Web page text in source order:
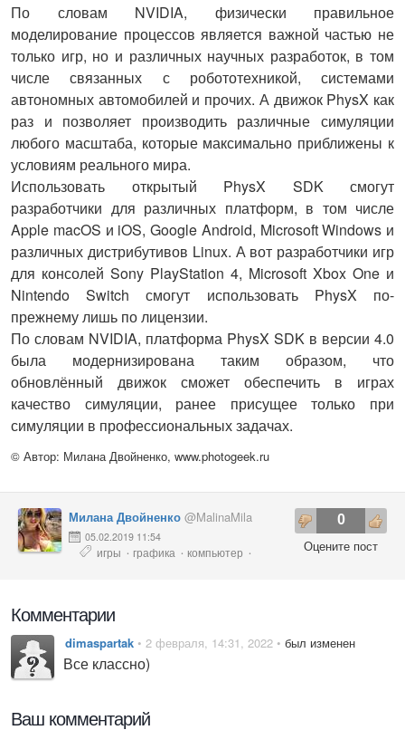
По словам NVIDIA, физически правильное
моделирование процессов является важной частью не
только игр, но и различных научных разработок, в том
числе связанных с робототехникой, системами
автономных автомобилей и прочих. А движок PhysX как
раз и позволяет производить различные симуляции
любого масштаба, которые максимально приближены к
условиям реального мира.
Использовать открытый PhysX SDK смогут
разработчики для различных платформ, в том числе
Apple macOS и iOS, Google Android, Microsoft Windows и
различных дистрибутивов Linux. А вот разработчики игр
для консолей Sony PlayStation 4, Microsoft Xbox One и
Nintendo Switch смогут использовать PhysX по-
прежнему лишь по лицензии.
По словам NVIDIA, платформа PhysX SDK в версии 4.0
была модернизирована таким образом, что
обновлённый движок сможет обеспечить в играх
качество симуляции, ранее присущее только при
симуляции в профессиональных задачах.
© Автор: Милана Двойненко, www.photogeek.ru
0
Оцените пост
Милана Двойненко @MalinaMila
05.02.2019 11:54
игры · графика · компьютер ·
Комментарии
dimaspartak • 2 февраля, 14:31, 2022 • был изменен
Все классно)
Ваш комментарий